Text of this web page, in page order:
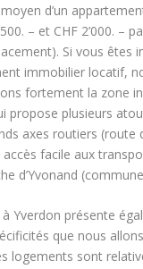
d’un
– et CHF 2’000. –
Si vous êtes
immobilier locatif,
fortement la zone
propose plusieurs
axes routiers (route
accès facile aux
d’Yvonand
à Yverdon présente
que nous
logements sont